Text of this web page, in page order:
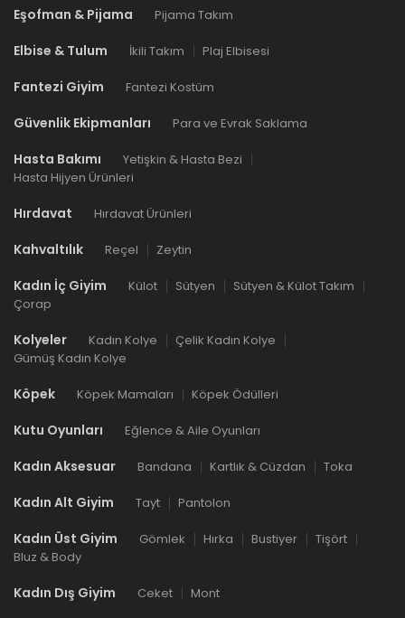
Eşofman & Pijama Pijama Takım
Elbise & Tulum İkili Takım Plaj Elbisesi
Fantezi Giyim Fantezi Kostüm
Güvenlik Ekipmanları Para ve Evrak Saklama
Hasta Bakımı
Yetişkin & Hasta Bezi
Hasta Hijyen Ürünleri
Hırdavat Hırdavat Ürünleri
Kahvaltılık Reçel Zeytin
Kadın İç Giyim Külot Sütyen
Sütyen & Külot Takım
Çorap
Kolyeler Kadın Kolye
Çelik Kadın Kolye
Gümüş Kadın Kolye
Köpek Köpek Mamaları Köpek Ödülleri
Kutu Oyunları Eğlence & Aile Oyunları
Kadın Aksesuar Bandana Kartlık & Cüzdan Toka
Kadın Alt Giyim Tayt Pantolon
Kadın Üst Giyim Gömlek Hırka Bustiyer
Tişört
Bluz & Body
Kadın Dış Giyim Ceket Mont